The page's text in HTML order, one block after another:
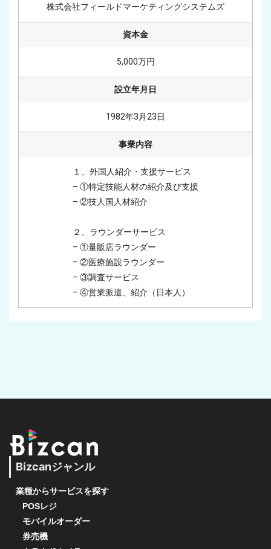
株式会社フィールドマーケティングシステムズ
資本金
5,000万円
設立年月日
1982年3月23日
事業内容
１、外国人紹介・支援サービス
– ①特定技能人材の紹介及び支援
– ②技人国人材紹介
２、ラウンダーサービス
– ①量販店ラウンダー
– ②医療施設ラウンダー
– ③調査サービス
– ④営業派遣、紹介（日本人）
Bizcanジャンル
業種からサービスを探す
POSレジ
モバイルオーダー
券売機